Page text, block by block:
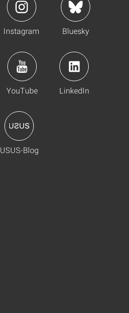
Instagram Bluesky
YouTube LinkedIn
USUS-Blog